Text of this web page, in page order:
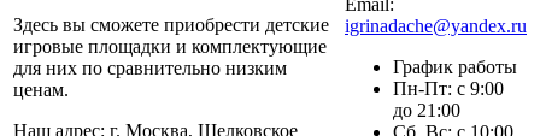
Здесь вы сможете приобрести детские
игровые площадки и комплектующие
для них по сравнительно низким
ценам.
Наш адрес: г. Москва, Щелковское
Email:
igrinadache@yandex.ru
График работы
Пн-Пт: с 9:00
до 21:00